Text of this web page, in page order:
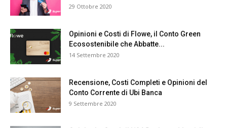
29 Ottobre 2020
Opinioni e Costi di Flowe, il Conto Green
Ecosostenibile che Abbatte...
14 Settembre 2020
Recensione, Costi Completi e Opinioni del
Conto Corrente di Ubi Banca
9 Settembre 2020